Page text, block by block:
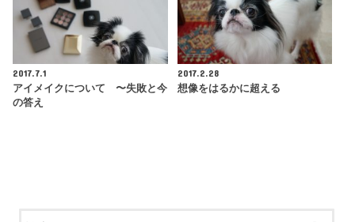
2017.7.1
アイメイクについて 〜失敗と今
の答え
2017.2.28
想像をはるかに超える